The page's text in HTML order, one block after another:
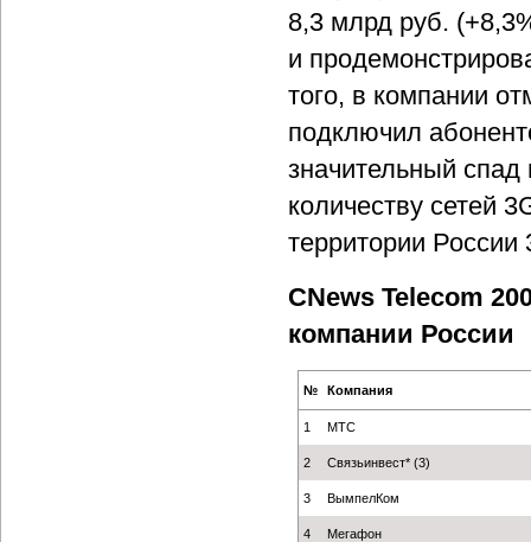
8,3 млрд руб.
и
того, в компании
подключил
значительный
количеству сетей
территории России
CNews Telecom
компании России
№ Компания
1 МТС
2 Связьинвест* (3)
3 ВымпелКом
4 Мегафон